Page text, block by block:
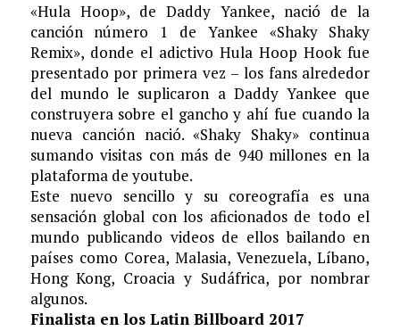
«Hula Hoop», de Daddy Yankee, nació de la
canción número 1 de Yankee «Shaky Shaky
Remix», donde el adictivo Hula Hoop Hook fue
presentado por primera vez – los fans alrededor
del mundo le suplicaron a Daddy Yankee que
construyera sobre el gancho y ahí fue cuando la
nueva canción nació. «Shaky Shaky» continua
sumando visitas con más de 940 millones en la
plataforma de youtube.
Este nuevo sencillo y su coreografía es una
sensación global con los aficionados de todo el
mundo publicando videos de ellos bailando en
países como Corea, Malasia, Venezuela, Líbano,
Hong Kong, Croacia y Sudáfrica, por nombrar
algunos.
Finalista en los Latin Billboard 2017